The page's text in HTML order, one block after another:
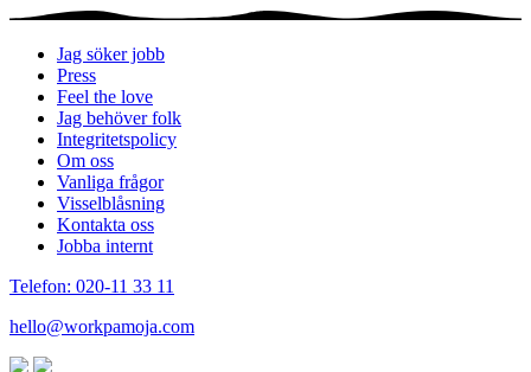
Jag söker jobb
Press
Feel the love
Jag behöver folk
Integritetspolicy
Om oss
Vanliga frågor
Visselblåsning
Kontakta oss
Jobba internt
Telefon: 020-11 33 11
hello@workpamoja.com